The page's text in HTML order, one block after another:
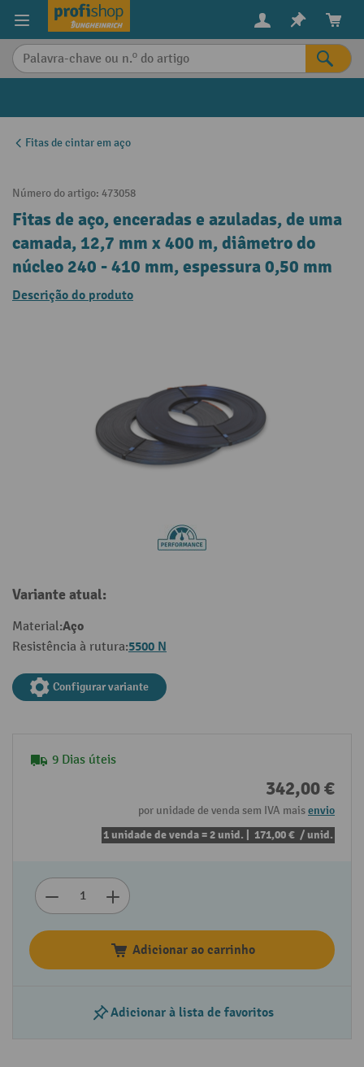
principal
Fitas de cintar em aço
Número do artigo: 473058
Fitas de aço, enceradas e azuladas, de uma
camada, 12,7 mm x 400 m, diâmetro do
núcleo 240 - 410 mm, espessura 0,50 mm
Descrição do produto
Variante atual:
Material:Aço
Resistência à rutura:5500 N
Configurar variante
9 Dias úteis
342,00 €
por unidade de venda sem IVA maisenvio
1 unidade de venda = 2 unid. | 171,00 € / unid.
Adicionar ao carrinho
Adicionar à lista de favoritos